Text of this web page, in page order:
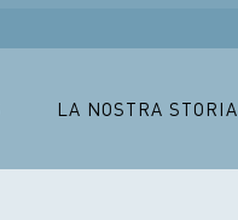
LA NOSTRA STORIA